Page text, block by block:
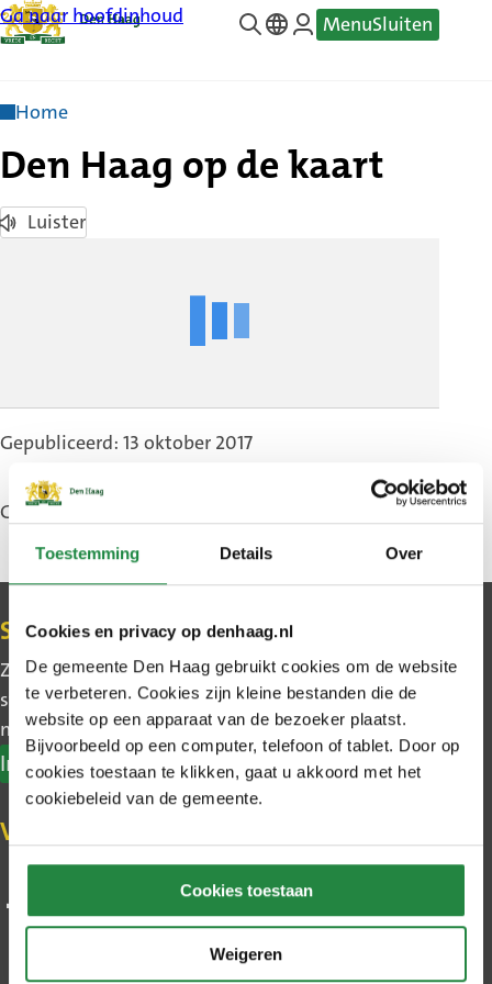
Toestemming Details Over
Cookies en privacy op denhaag.nl
De gemeente Den Haag gebruikt cookies om de website
te verbeteren. Cookies zijn kleine bestanden die de
website op een apparaat van de bezoeker plaatst.
Bijvoorbeeld op een computer, telefoon of tablet. Door op
cookies toestaan te klikken, gaat u akkoord met het
cookiebeleid van de gemeente.
Cookies toestaan
Weigeren
Ga naar hoofdinhoud
—
MenuSluiten
Home
Den Haag op de kaart
Luister
Gepubliceerd: 13 oktober 2017
Gewijzigd: 30 januari 2026
Contact
Schrijf u in voor de nieuwsbrief
Zo blijft u makkelijk op de hoogte van wat er in uw
stadsdeel gebeurt. Ook leest u het belangrijkste
nieuws uit Den Haag.
Inschrijven nieuwsbrief
Volg de gemeente op social media